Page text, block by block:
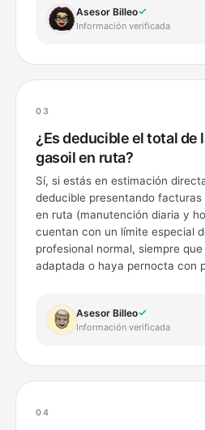
Asesor Billeo
Información verificada
03
¿Es deducible el total de
gasoil en ruta?
Sí, si estás en estimación
deducible presentando
en ruta (manutención diaria y
cuentan con un límite especial
profesional normal, siempre
adaptada o haya pernocta con
Asesor Billeo
Información verificada
04